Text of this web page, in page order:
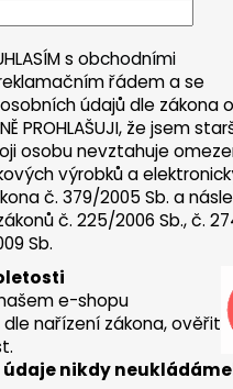
s obchodními
řádem a se
údajů dle zákona o
PROHLAŠUJI, že jsem
osobu nevztahuje
výrobků a
č. 379/2005 Sb. a
č. 225/2006 Sb., č.
Sb.
e-shopu
nařízení zákona, ověřit
údaje nikdy